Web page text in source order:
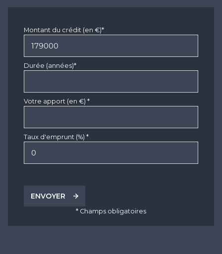
Montant du crédit (en €)*
Durée (années)*
Votre apport (en €) *
Taux d'emprunt (%) *
ENVOYER
* Champs obligatoires